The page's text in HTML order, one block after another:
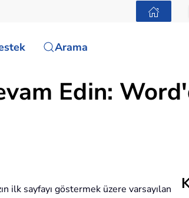
Arama
Edin:
ilk sayfayı göstermek üzere varsayılan